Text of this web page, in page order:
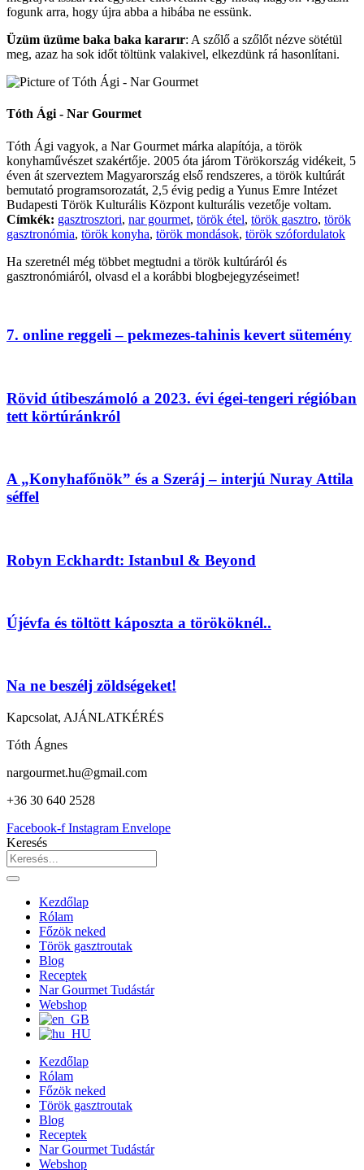
fogunk arra, hogy újra abba a hibába ne essünk.
Üzüm üzüme baka baka kararır: A szőlő a szőlőt nézve sötétül
meg, azaz ha sok időt töltünk valakivel, elkezdünk rá hasonlítani.
Tóth Ági - Nar Gourmet
Tóth Ági vagyok, a Nar Gourmet márka alapítója, a török
konyhaművészet szakértője. 2005 óta járom Törökország vidékeit, 5
éven át szerveztem Magyarország első rendszeres, a török kultúrát
bemutató programsorozatát, 2,5 évig pedig a Yunus Emre Intézet
Budapesti Török Kulturális Központ kulturális vezetője voltam.
Címkék: gasztrosztori, nar gourmet, török étel, török gasztro, török
gasztronómia, török konyha, török mondások, török szófordulatok
Ha szeretnél még többet megtudni a török kultúráról és
gasztronómiáról, olvasd el a korábbi blogbejegyzéseimet!
7. online reggeli – pekmezes-tahinis kevert sütemény
Rövid útibeszámoló a 2023. évi égei-tengeri régióban
tett körtúránkról
A „Konyhafőnök” és a Szeráj – interjú Nuray Attila
séffel
Robyn Eckhardt: Istanbul & Beyond
Újévfa és töltött káposzta a törököknél..
Na ne beszélj zöldségeket!
Kapcsolat, AJÁNLATKÉRÉS
Tóth Ágnes
nargourmet.hu@gmail.com
+36 30 640 2528
Facebook-f Instagram Envelope
Keresés
Kezdőlap
Rólam
Főzök neked
Török gasztroutak
Blog
Receptek
Nar Gourmet Tudástár
Webshop
Kezdőlap
Rólam
Főzök neked
Török gasztroutak
Blog
Receptek
Nar Gourmet Tudástár
Webshop